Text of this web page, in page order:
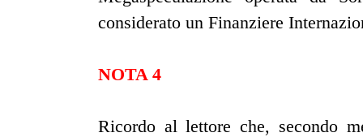
considerato un Finanziere
NOTA 4
Ricordo al lettore che, secondo